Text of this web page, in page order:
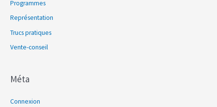
Programmes
Représentation
Trucs pratiques
Vente-conseil
Méta
Connexion